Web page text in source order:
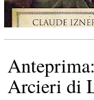
Arcieri di